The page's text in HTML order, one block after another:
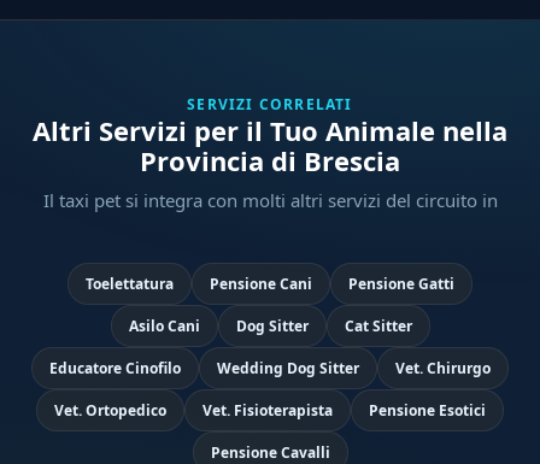
SERVIZI CORRELATI
Altri Servizi per il Tuo Animale nella
Provincia di Brescia
Il taxi pet si integra con molti altri servizi del circuito in
Toelettatura Pensione Cani Pensione Gatti
Asilo Cani Dog Sitter Cat Sitter
Educatore Cinofilo Wedding Dog Sitter Vet. Chirurgo
Vet. Ortopedico Vet. Fisioterapista Pensione Esotici
Pensione Cavalli